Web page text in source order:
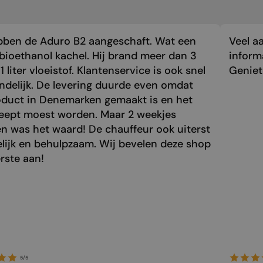
de Aduro B2 aangeschaft. Wat een
kachel. Hij brand meer dan 3
liter vloeistof. Klantenservice is ook snel
De levering duurde even omdat
in Denemarken gemaakt is en het
moest worden. Maar 2 weekjes
was het waard! De chauffeur ook uiterst
en behulpzaam. Wij bevelen deze shop
aan!
5/5
Veel